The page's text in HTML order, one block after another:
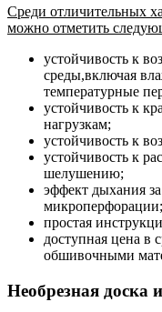
Среди отличительных
можно отметить
устойчивость к
среды,включая
температурные
устойчивость к
нагрузкам;
устойчивость к
устойчивость к
шелушению;
эффект дыхания
микроперфорации;
простая
доступная цена в
обшивочными
Необрезная доска